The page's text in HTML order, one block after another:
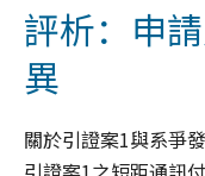
評析：申
異
關於引證案1與系爭